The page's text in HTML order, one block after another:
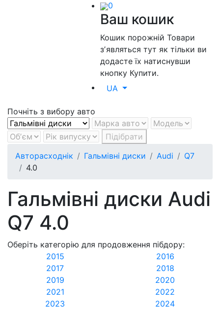
0
Ваш кошик
Кошик порожнійТовари
зʼявляться тут як тільки ви
додасте їх натиснувши
кнопку Купити.
UA
Почніть з вибору авто
Підібрати
Авторасходнік
Гальмівні диски Audi
Q7
4.0
Гальмівні диски Audi
Q7 4.0
Оберіть категорію для продовження пібдору:
2015
2016
2017
2018
2019
2020
2021
2022
2023
2024